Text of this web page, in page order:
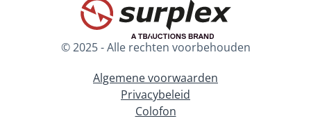
© 2025 - Alle rechten voorbehouden
Algemene voorwaarden
Privacybeleid
Colofon